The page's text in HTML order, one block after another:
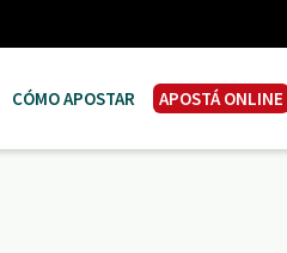
CÓMO APOSTAR APOSTÁ ONLINE